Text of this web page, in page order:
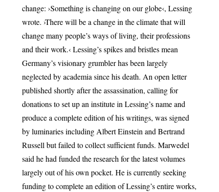
change: ›Something is changing on our globe‹, Lessing
wrote. ›There will be a change in the climate that will
change many people’s ways of living, their professions
and their work.‹ Lessing’s spikes and bristles mean
Germany’s visionary grumbler has been largely
neglected by academia since his death. An open letter
published shortly after the assassination, calling for
donations to set up an institute in Lessing’s name and
produce a complete edition of his writings, was signed
by luminaries including Albert Einstein and Bertrand
Russell but failed to collect sufficient funds. Marwedel
said he had funded the research for the latest volumes
largely out of his own pocket. He is currently seeking
funding to complete an edition of Lessing’s entire works,